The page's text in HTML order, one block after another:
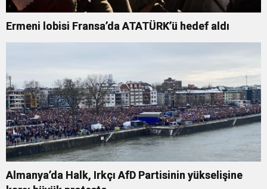
Ermeni lobisi Fransa’da ATATÜRK’ü hedef aldı
Almanya’da Halk, Irkçı AfD Partisinin yükselişine